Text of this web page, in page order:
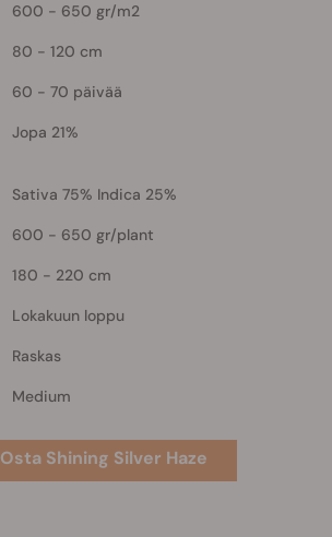
600 - 650 gr/m2
80 - 120 cm
60 - 70 päivää
Jopa 21%
Sativa 75% Indica 25%
600 - 650 gr/plant
180 - 220 cm
Lokakuun loppu
Raskas
Medium
Osta Shining Silver Haze